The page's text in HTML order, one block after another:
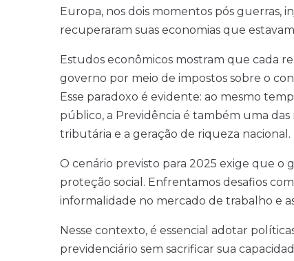
Europa, nos dois momentos pós guerras,
recuperaram suas economias que
Estudos econômicos mostram que cada
governo por meio de impostos sobre o
Esse paradoxo é evidente: ao mesmo
público, a Previdência é também uma
tributária e a geração de riqueza nacional.
O cenário previsto para 2025 exige que o
proteção social. Enfrentamos desafios
informalidade no mercado de trabalho e
Nesse contexto, é essencial adotar
previdenciário sem sacrificar sua